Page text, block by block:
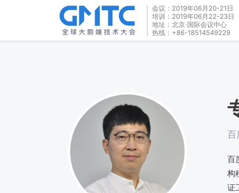
会议：2019年06月20-21日
培训：2019年06月22-23日
地址：北京·国际会议中心
热线：+86-18514549229
百
百
构
证